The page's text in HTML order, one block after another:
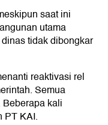
saat ini
utama
tidak dibongkar
reaktivasi rel
Semua
kali
PT KAI.